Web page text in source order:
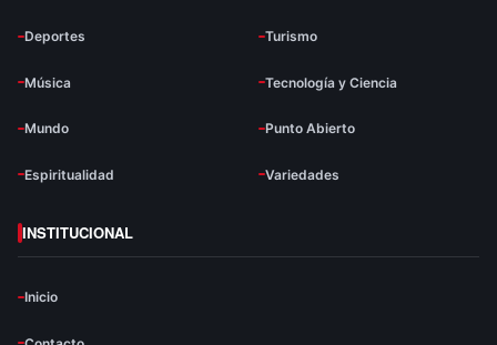
Deportes Turismo
Música Tecnología y Ciencia
Mundo Punto Abierto
Espiritualidad Variedades
INSTITUCIONAL
Inicio